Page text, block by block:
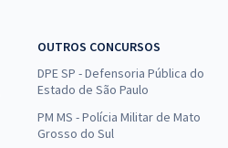
OUTROS CONCURSOS
DPE SP - Defensoria Pública do
Estado de São Paulo
PM MS - Polícia Militar de Mato
Grosso do Sul